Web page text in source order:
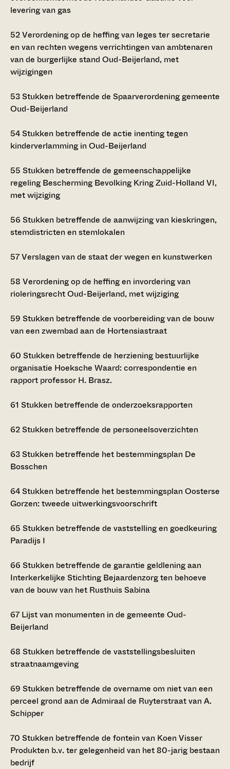
levering van gas
52Verordening op de heffing van leges ter secretarie
en van rechten wegens verrichtingen van ambtenaren
van de burgerlijke stand Oud-Beijerland, met
wijzigingen
53Stukken betreffende de Spaarverordening gemeente
Oud-Beijerland
54Stukken betreffende de actie inenting tegen
kinderverlamming in Oud-Beijerland
55 Stukken betreffende de gemeenschappelijke
regeling Bescherming Bevolking Kring Zuid-Holland VI,
met wijziging
56 Stukken betreffende de aanwijzing van kieskringen,
stemdistricten en stemlokalen
57Verslagen van de staat der wegen en kunstwerken
58 Verordening op de heffing en invordering van
rioleringsrecht Oud-Beijerland, met wijziging
59 Stukken betreffende de voorbereiding van de bouw
van een zwembad aan de Hortensiastraat
60 Stukken betreffende de herziening bestuurlijke
organisatie Hoeksche Waard: correspondentie en
rapport professor H. Brasz.
61 Stukken betreffende de onderzoeksrapporten
62Stukken betreffende de personeelsoverzichten
63Stukken betreffende het bestemmingsplan De
Bosschen
64Stukken betreffende het bestemmingsplan Oosterse
Gorzen: tweede uitwerkingsvoorschrift
65 Stukken betreffende de vaststelling en goedkeuring
Paradijs I
66 Stukken betreffende de garantie geldlening aan
Interkerkelijke Stichting Bejaardenzorg ten behoeve
van de bouw van het Rusthuis Sabina
67 Lijst van monumenten in de gemeente Oud-
Beijerland
68 Stukken betreffende de vaststellingsbesluiten
straatnaamgeving
69 Stukken betreffende de overname om niet van een
perceel grond aan de Admiraal de Ruyterstraat van A.
Schipper
70 Stukken betreffende de fontein van Koen Visser
Produkten b.v. ter gelegenheid van het 80-jarig bestaan
bedrijf